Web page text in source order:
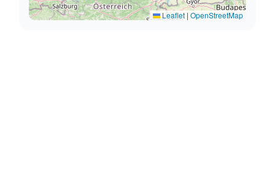
Leaflet | OpenStreetMap